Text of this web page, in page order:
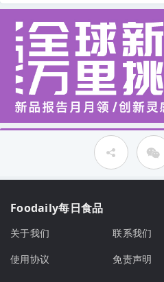
Foodaily每日食品
关于我们 联系我们
使用协议
免责声明